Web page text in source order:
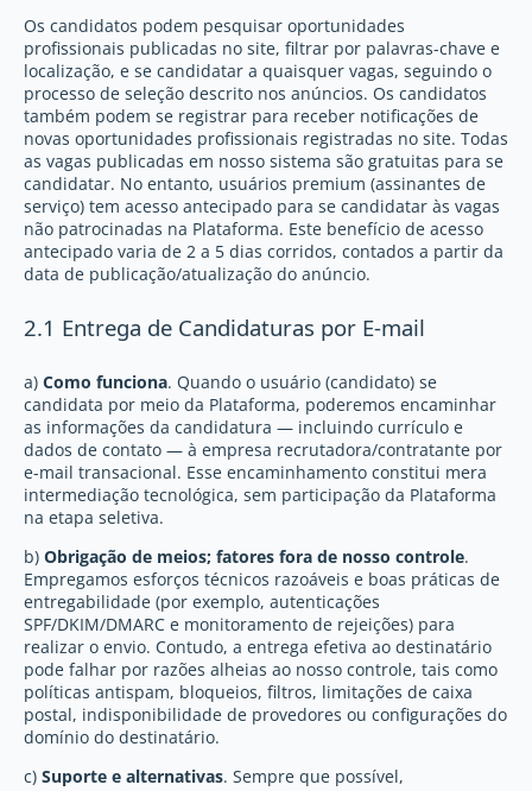
Os candidatos podem pesquisar oportunidades
profissionais publicadas no site, filtrar por palavras-chave e
localização, e se candidatar a quaisquer vagas, seguindo o
processo de seleção descrito nos anúncios. Os candidatos
também podem se registrar para receber notificações de
novas oportunidades profissionais registradas no site. Todas
as vagas publicadas em nosso sistema são gratuitas para se
candidatar. No entanto, usuários premium (assinantes de
serviço) tem acesso antecipado para se candidatar às vagas
não patrocinadas na Plataforma. Este benefício de acesso
antecipado varia de 2 a 5 dias corridos, contados a partir da
data de publicação/atualização do anúncio.
2.1 Entrega de Candidaturas por E-mail
a) Como funciona. Quando o usuário (candidato) se
candidata por meio da Plataforma, poderemos encaminhar
as informações da candidatura — incluindo currículo e
dados de contato — à empresa recrutadora/contratante por
e-mail transacional. Esse encaminhamento constitui mera
intermediação tecnológica, sem participação da Plataforma
na etapa seletiva.
b) Obrigação de meios; fatores fora de nosso controle.
Empregamos esforços técnicos razoáveis e boas práticas de
entregabilidade (por exemplo, autenticações
SPF/DKIM/DMARC e monitoramento de rejeições) para
realizar o envio. Contudo, a entrega efetiva ao destinatário
pode falhar por razões alheias ao nosso controle, tais como
políticas antispam, bloqueios, filtros, limitações de caixa
postal, indisponibilidade de provedores ou configurações do
domínio do destinatário.
c) Suporte e alternativas. Sempre que possível,